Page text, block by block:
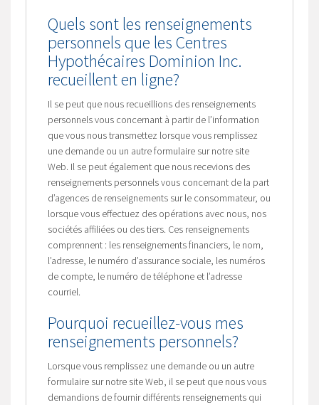
Quels sont les renseignements
personnels que les Centres
Hypothécaires Dominion Inc.
recueillent en ligne?
Il se peut que nous recueillions des renseignements
personnels vous concernant à partir de l’information
que vous nous transmettez lorsque vous remplissez
une demande ou un autre formulaire sur notre site
Web. Il se peut également que nous recevions des
renseignements personnels vous concernant de la part
d’agences de renseignements sur le consommateur, ou
lorsque vous effectuez des opérations avec nous, nos
sociétés affiliées ou des tiers. Ces renseignements
comprennent : les renseignements financiers, le nom,
l’adresse, le numéro d’assurance sociale, les numéros
de compte, le numéro de téléphone et l’adresse
courriel.
Pourquoi recueillez-vous mes
renseignements personnels?
Lorsque vous remplissez une demande ou un autre
formulaire sur notre site Web, il se peut que nous vous
demandions de fournir différents renseignements qui